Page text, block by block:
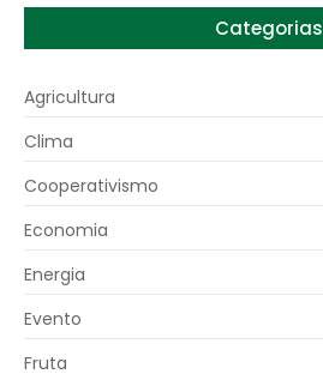
Categorias
Agricultura
Clima
Cooperativismo
Economia
Energia
Evento
Fruta